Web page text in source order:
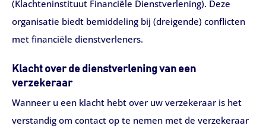
(Klachteninstituut Financiële Dienstverlening). Deze
organisatie biedt bemiddeling bij (dreigende) conflicten
met financiële dienstverleners.
Klacht over de dienstverlening van een
verzekeraar
Wanneer u een klacht hebt over uw verzekeraar is het
verstandig om contact op te nemen met de verzekeraar